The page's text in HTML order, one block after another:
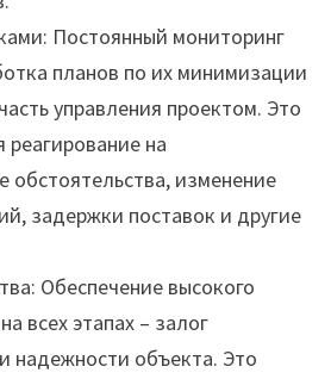
Постоянный мониторинг
планов по их минимизации
управления проектом. Это
реагирование на
обстоятельства, изменение
задержки поставок и другие
Обеспечение высокого
всех этапах – залог
надежности объекта. Это